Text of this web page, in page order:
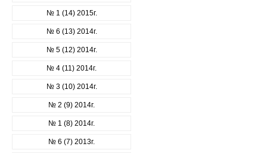
№ 1 (14) 2015г.
№ 6 (13) 2014г.
№ 5 (12) 2014г.
№ 4 (11) 2014г.
№ 3 (10) 2014г.
№ 2 (9) 2014г.
№ 1 (8) 2014г.
№ 6 (7) 2013г.